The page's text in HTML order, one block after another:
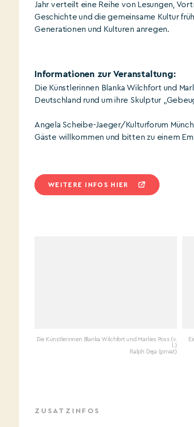
Jahr verteilt eine Reihe von Lesungen,
Geschichte und die gemeinsame Kultur
Generationen und Kulturen anregen.
Informationen zur Veranstaltung:
Die Künstlerinnen Blanka Wilchfort und
Deutschland rund um ihre Skulptur
Angela Scheibe-Jaeger/Kulturforum
Gäste willkommen und bitten zu einem
WEITERE INFOS HIER
Die Künstlerinnen Blanka Wilchfort und Marlies Poss (v.
l.)
Ralph Deja (privat)
ZUSATZINFOS